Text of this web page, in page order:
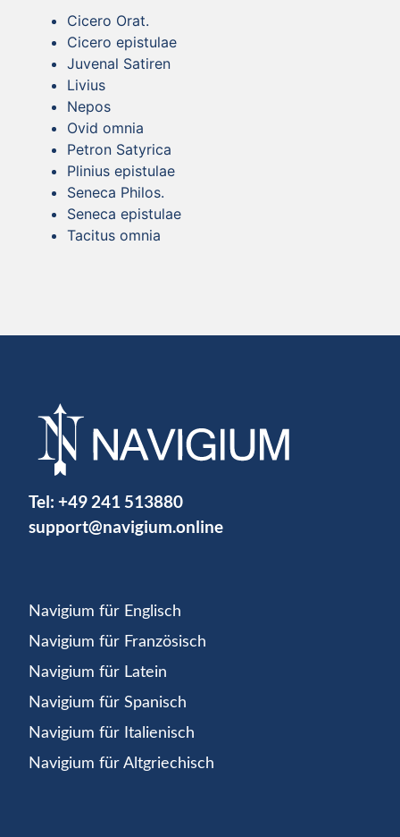
Cicero Orat.
Cicero epistulae
Juvenal Satiren
Livius
Nepos
Ovid omnia
Petron Satyrica
Plinius epistulae
Seneca Philos.
Seneca epistulae
Tacitus omnia
Tel: +49 241 513880
support@navigium.online
Navigium für Englisch
Navigium für Französisch
Navigium für Latein
Navigium für Spanisch
Navigium für Italienisch
Navigium für Altgriechisch